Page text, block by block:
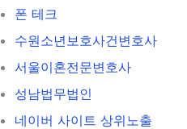
폰 테크
수원소년보호사건변호사
서울이혼전문변호사
성남법무법인
네이버 사이트 상위노출